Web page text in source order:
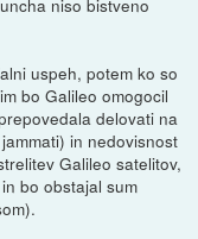
uspeh, potem ko so
bo Galileo omogocil
delovati na
in nedovisnost
Galileo satelitov,
bo obstajal sum